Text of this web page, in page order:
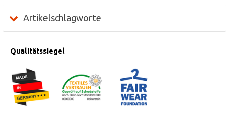
Artikelschlagworte
Qualitätssiegel